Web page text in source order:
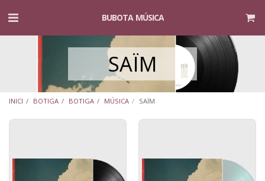
BUBOTA MÚSICA
SAÏM
INICI BOTIGA BOTIGA MÚSICA SAÏM